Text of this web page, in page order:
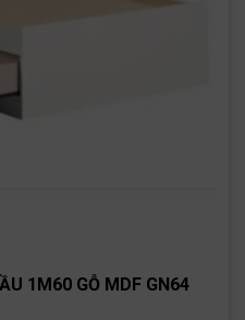
1M60 GỖ MDF GN64